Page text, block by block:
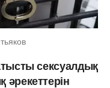
сексуалдық